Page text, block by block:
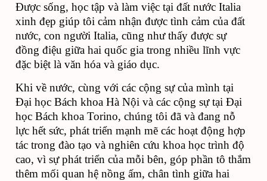
Được sống, học tập và làm việc tại đất nước Italia
xinh đẹp giúp tôi cảm nhận được tình cảm của đất
nước, con người Italia, cũng như thấy được sự
đồng điệu giữa hai quốc gia trong nhiều lĩnh vực
đặc biệt là văn hóa và giáo dục.
Khi về nước, cùng với các cộng sự của mình tại
Đại học Bách khoa Hà Nội và các cộng sự tại Đại
học Bách khoa Torino, chúng tôi đã và đang nỗ
lực hết sức, phát triển mạnh mẽ các hoạt động hợp
tác trong đào tạo và nghiên cứu khoa học trình độ
cao, vì sự phát triển của mỗi bên, góp phần tô thắm
thêm mối quan hệ nồng ấm, chân tình giữa hai